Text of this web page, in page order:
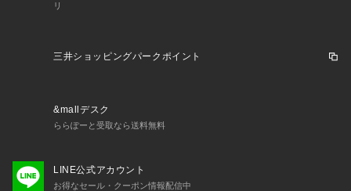
リ
三井ショッピングパークポイント
&mallデスク
ららぽーと受取なら送料無料
LINE公式アカウント
お得なセール・クーポン情報配信中